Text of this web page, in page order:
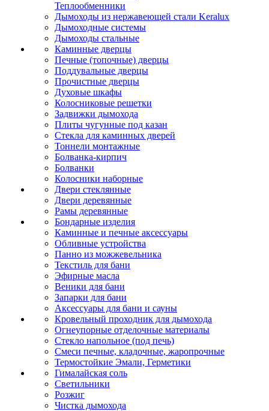
Теплообменники
Дымоходы из нержавеющей стали Keralux
Дымоходные системы
Дымоходы стальные
Каминные дверцы
Печные (топочные) дверцы
Поддувальные дверцы
Прочистные дверцы
Духовые шкафы
Колосниковые решетки
Задвижки дымохода
Плиты чугунные под казан
Стекла для каминных дверей
Тоннели монтажные
Болванка-кирпич
Болванки
Колосники наборные
Двери стеклянные
Двери деревянные
Рамы деревянные
Бондарные изделия
Каминные и печные аксессуары
Обливные устройства
Панно из можжевельника
Текстиль для бани
Эфирные масла
Веники для бани
Запарки для бани
Аксессуары для бани и сауны
Кровельный проходник для дымохода
Огнеупорные отделочные материалы
Стекло напольное (под печь)
Смеси печные, кладочные, жаропрочные
Термостойкие Эмали, Герметики
Гималайская соль
Светильники
Розжиг
Чистка дымохода